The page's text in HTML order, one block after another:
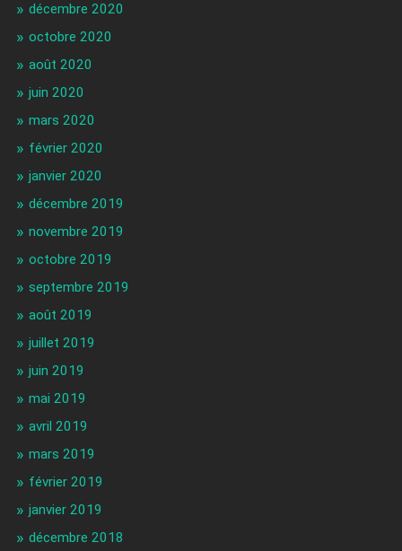
décembre 2020
octobre 2020
août 2020
juin 2020
mars 2020
février 2020
janvier 2020
décembre 2019
novembre 2019
octobre 2019
septembre 2019
août 2019
juillet 2019
juin 2019
mai 2019
avril 2019
mars 2019
février 2019
janvier 2019
décembre 2018